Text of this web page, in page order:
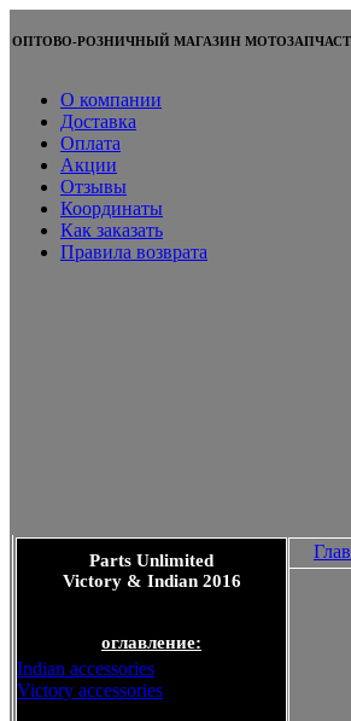
ОПТОВО-РОЗНИЧНЫЙ МАГАЗИН
О компании
Доставка
Оплата
Акции
Отзывы
Координаты
Как заказать
Правила возврата
Parts Unlimited
Victory & Indian 2016
оглавление:
Indian accessories
Victory accessories